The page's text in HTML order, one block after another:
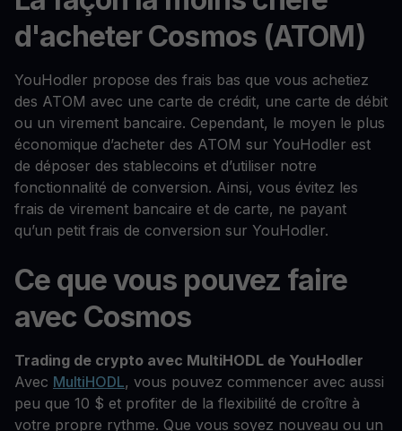
d'acheter Cosmos (ATOM)
YouHodler propose des frais bas que vous achetiez
des ATOM avec une carte de crédit, une carte de débit
ou un virement bancaire. Cependant, le moyen le plus
économique d’acheter des ATOM sur YouHodler est
de déposer des stablecoins et d’utiliser notre
fonctionnalité de conversion. Ainsi, vous évitez les
frais de virement bancaire et de carte, ne payant
qu’un petit frais de conversion sur YouHodler.
Ce que vous pouvez faire
avec Cosmos
Trading de crypto avec MultiHODL de YouHodler
Avec MultiHODL, vous pouvez commencer avec aussi
peu que 10 $ et profiter de la flexibilité de croître à
votre propre rythme. Que vous soyez nouveau ou un